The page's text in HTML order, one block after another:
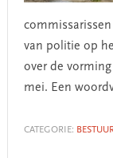
van politie op
over de
mei. Een
CATEGORIE: